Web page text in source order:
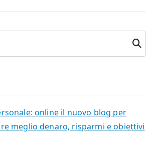
Cerca
online il nuovo blog per
meglio denaro, risparmi e obiettivi